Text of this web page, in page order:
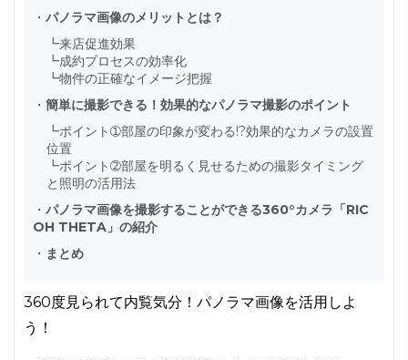
・ パノラマ画像のメリットとは？
┗来店促進効果
┗成約プロセスの効率化
┗物件の正確なイメージ把握
・ 簡単に撮影できる！効果的なパノラマ撮影のポイント
┗ポイント➀部屋の印象が変わる!?効果的なカメラの設置
位置
┗ポイント➁部屋を明るく見せるための撮影タイミング
と照明の活用法
・ パノラマ画像を撮影することができる360°カメラ「RIC
OH THETA」の紹介
・ まとめ
360度見られて内覧気分！パノラマ画像を活用しよ
う！